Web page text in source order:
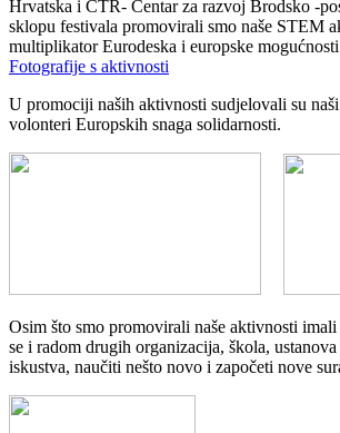
Hrvatska i CTR- Centar za razvoj Brodsko -
sklopu festivala promovirali smo naše STEM
multiplikator Eurodeska i europske
Fotografije s aktivnosti
U promociji naših aktivnosti sudjelovali su
volonteri Europskih snaga solidarnosti.
Osim što smo promovirali naše aktivnosti
se i radom drugih organizacija, škola,
iskustva, naučiti nešto novo i započeti nove